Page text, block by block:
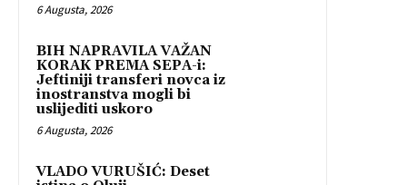
6 Augusta, 2026
BIH NAPRAVILA VAŽAN
KORAK PREMA SEPA-i:
Jeftiniji transferi novca iz
inostranstva mogli bi
uslijediti uskoro
6 Augusta, 2026
VLADO VURUŠIĆ: Deset